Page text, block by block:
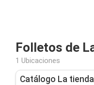
Folletos de
1 Ubicaciones
Catálogo La